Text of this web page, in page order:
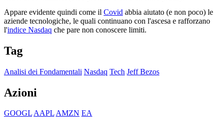
Appare evidente quindi come il Covid abbia aiutato (e non poco) le
aziende tecnologiche, le quali continuano con l'ascesa e rafforzano
l'indice Nasdaq che pare non conoscere limiti.
Tag
Analisi dei Fondamentali Nasdaq Tech Jeff Bezos
Azioni
GOOGLAAPLAMZN EA